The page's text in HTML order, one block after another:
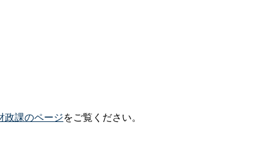
政課のページをご覧ください。